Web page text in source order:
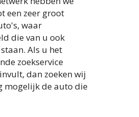
een zeer groot
waar
die van u ook
Als u het
zoekservice
dan zoeken wij
mogelijk de auto die